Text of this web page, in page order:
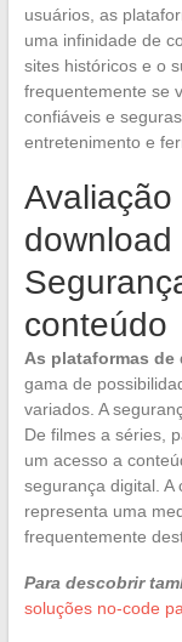
usuários, as
uma infinidade de
sites históricos e o
frequentemente se
confiáveis e
entretenimento e
download
conteúdo
As plataformas
gama de
variados. A
De filmes a séries,
um acesso a
segurança digital. A
representa uma
frequentemente
Para descobrir
soluções no-code